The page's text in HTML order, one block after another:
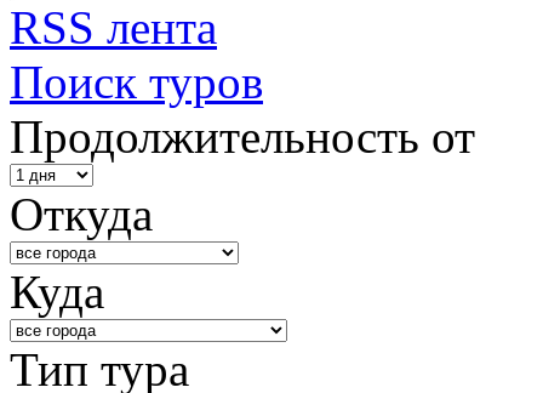
RSS лента
Поиск туров
Продолжительность от
Откуда
Куда
Тип тура